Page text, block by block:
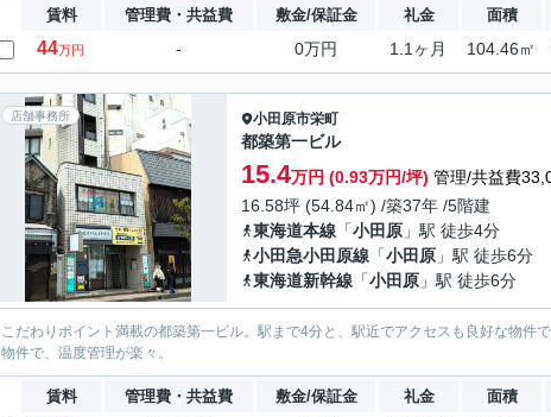
賃料 管理費・共益費 敷金/保証金 礼金 面積
44万円 - 0万円 1.1ヶ月 104.46㎡
店舗事務所 小田原市栄町
都築第一ビル
15.4万円 (0.93万円/坪) 管理/共益費
16.58坪 (54.84㎡) /築37年 /5階建
東海道本線 「小田原 」駅 徒歩4分
小田急小田原線 「小田原 」駅 徒歩6分
東海道新幹線 「小田原 」駅 徒歩6分
こだわりポイント満載の都築第一ビル。駅まで4分と、駅近でアクセスも良好な物件
物件で、温度管理が楽々。
賃料 管理費・共益費 敷金/保証金 礼金 面積